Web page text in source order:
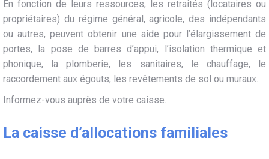
En fonction de leurs ressources, les retraités (locataires ou
propriétaires) du régime général, agricole, des indépendants
ou autres, peuvent obtenir une aide pour l’élargissement de
portes, la pose de barres d’appui, l’isolation thermique et
phonique, la plomberie, les sanitaires, le chauffage, le
raccordement aux égouts, les revêtements de sol ou muraux.
Informez-vous auprès de votre caisse.
La caisse d’allocations familiales